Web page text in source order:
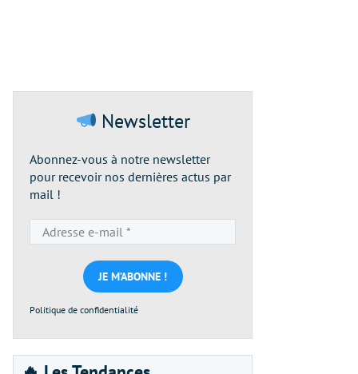
Newsletter
Abonnez-vous à notre newsletter
pour recevoir nos dernières actus par
mail !
e-
mail
*
Politique de confidentialité